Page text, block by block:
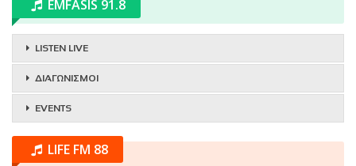
EMFASIS 91.8
LISTEN LIVE
ΔΙΑΓΩΝΙΣΜΟΙ
EVENTS
LIFE FM 88